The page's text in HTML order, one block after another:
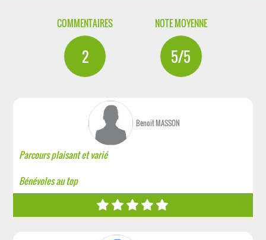
COMMENTAIRES
2
NOTE MOYENNE
5/5
Benoit MASSON
Parcours plaisant et varié
Bénévoles au top